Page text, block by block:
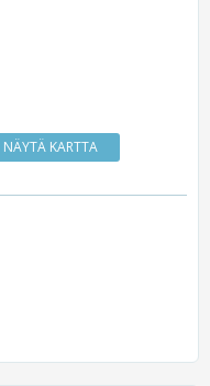
NÄYTÄ KARTTA